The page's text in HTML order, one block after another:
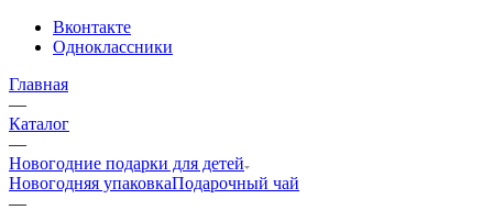
Вконтакте
Одноклассники
Главная
—
Каталог
—
Новогодние подарки для детей
Новогодняя упаковкаПодарочный чай
—